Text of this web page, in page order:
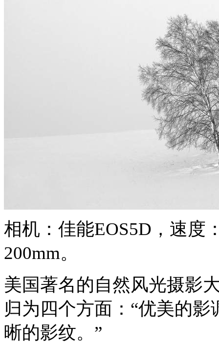
相机：佳能EOS5D，速度
200mm。
美国著名的自然风光摄影
归为四个方面：“优美的
晰的影纹。”